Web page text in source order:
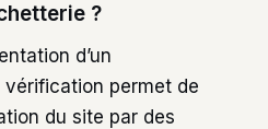
?
d’un
vérification permet de
du site par des